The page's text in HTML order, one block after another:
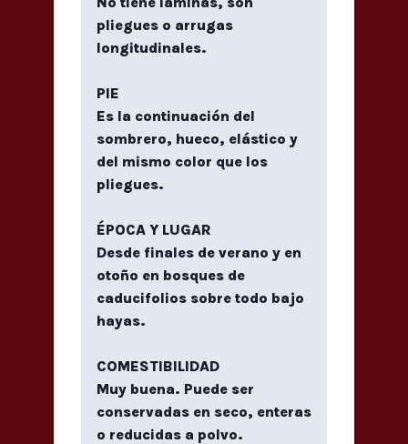
pliegues o arrugas
longitudinales.
PIE
Es la continuación del
sombrero, hueco, elástico y
del mismo color que los
pliegues.
ÉPOCA Y LUGAR
Desde finales de verano y en
otoño en bosques de
caducifolios sobre todo bajo
hayas.
COMESTIBILIDAD
Muy buena. Puede ser
conservadas en seco, enteras
o reducidas a polvo.